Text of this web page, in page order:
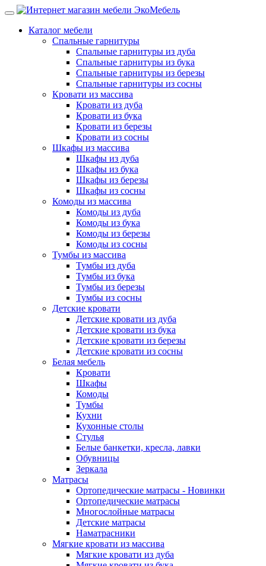
Каталог мебели
Спальные гарнитуры
Спальные гарнитуры из дуба
Спальные гарнитуры из бука
Спальные гарнитуры из березы
Спальные гарнитуры из сосны
Кровати из массива
Кровати из дуба
Кровати из бука
Кровати из березы
Кровати из сосны
Шкафы из массива
Шкафы из дуба
Шкафы из бука
Шкафы из березы
Шкафы из сосны
Комоды из массива
Комоды из дуба
Комоды из бука
Комоды из березы
Комоды из сосны
Тумбы из массива
Тумбы из дуба
Тумбы из бука
Тумбы из березы
Тумбы из сосны
Детские кровати
Детские кровати из дуба
Детские кровати из бука
Детские кровати из березы
Детские кровати из сосны
Белая мебель
Кровати
Шкафы
Комоды
Тумбы
Кухни
Кухонные столы
Стулья
Белые банкетки, кресла, лавки
Обувницы
Зеркала
Матрасы
Ортопедические матрасы - Новинки
Ортопедические матрасы
Многослойные матрасы
Детские матрасы
Наматрасники
Мягкие кровати из массива
Мягкие кровати из дуба